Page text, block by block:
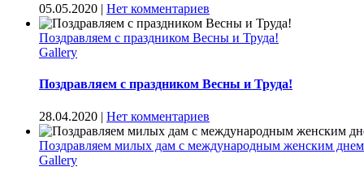
05.05.2020 | Нет комментариев
Поздравляем с праздником Весны и Труда!
Gallery
Поздравляем с праздником Весны и Труда!
28.04.2020 | Нет комментариев
Поздравляем милых дам с международным женским
Gallery